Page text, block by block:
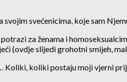
svojim svećenicima, koje sam
za ženama i
(ovdje slijedi grohotni smijeh,
Koliki, koliki postaju moji vjerni